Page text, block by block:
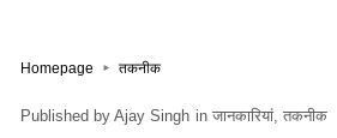
Homepage तकनीक
Ajay Singh in जानकारियां तकनीक